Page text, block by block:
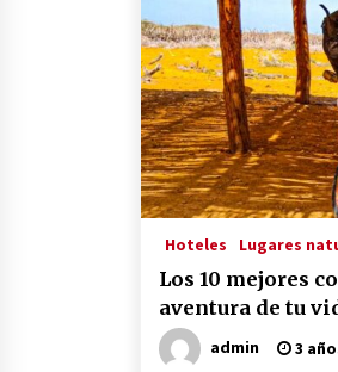
3
El
3
Viaja,
Pasión
3
Hoteles Lugares
Los 10 mejores
aventura de tu
admin 3